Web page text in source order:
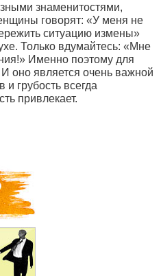
знаменитостями,
говорят: «У меня не
ситуацию измены»
Только вдумайтесь: «Мне
Именно поэтому для
оно является очень важной
и грубость всегда
привлекает.